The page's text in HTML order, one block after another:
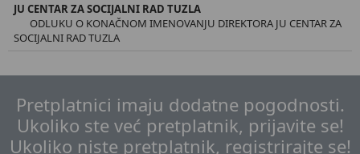
JU CENTAR ZA SOCIJALNI RAD TUZLA
ODLUKU O KONAČNOM IMENOVANJU DIREKTORA JU CENTAR ZA
SOCIJALNI RAD TUZLA
Pretplatnici imaju dodatne pogodnosti.
Ukoliko ste već pretplatnik, prijavite se!
Ukoliko niste pretplatnik, registrirajte se!